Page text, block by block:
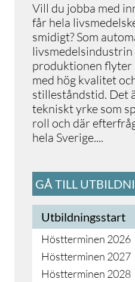
Vill du jobba med
får hela
smidigt? Som
produktionen flyter
med hög kvalitet
stilleståndstid. Det
tekniskt yrke som
roll och där
hela Sverige....
GÅ TILL
Utbildningsstart
Höstterminen 2026
Höstterminen 2027
Höstterminen 2028